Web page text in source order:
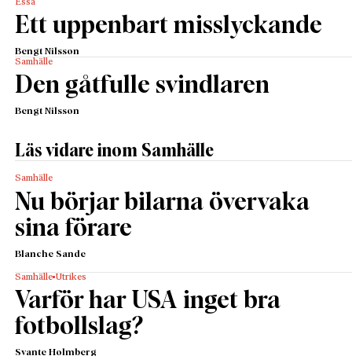
Essä
Ett uppenbart misslyckande
Bengt Nilsson
Samhälle
Den gåtfulle svindlaren
Bengt Nilsson
Läs vidare inom Samhälle
Samhälle
Nu börjar bilarna övervaka
sina förare
Blanche Sande
Samhälle Utrikes
Varför har USA inget bra
fotbollslag?
Svante Holmberg